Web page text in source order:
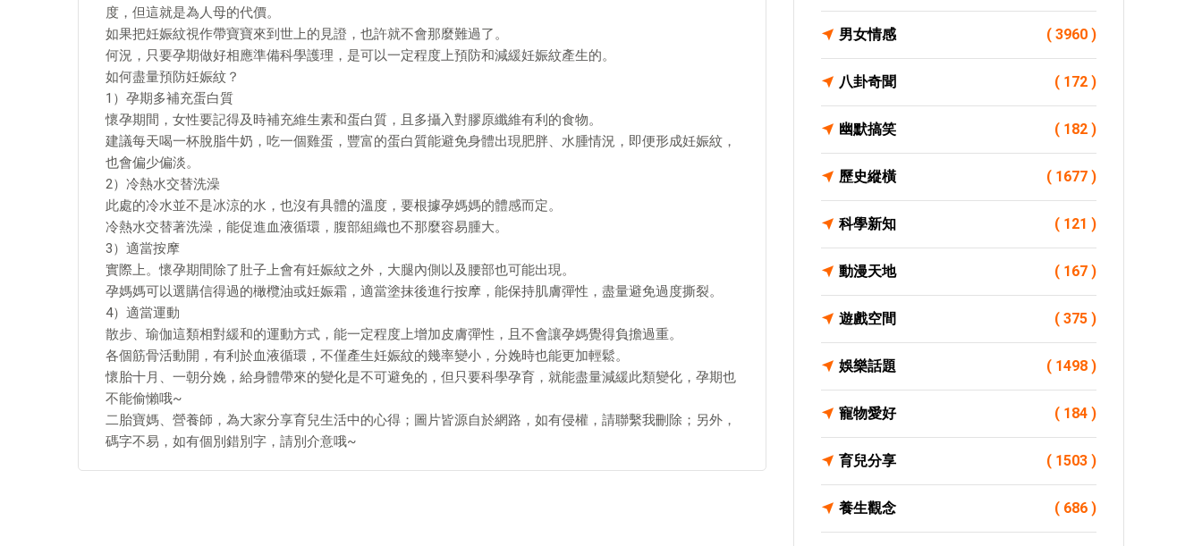
度，但這就是為人母的代價。
如果把妊娠紋視作帶寶寶來到世上的見證，也許就不會那麼難過了。
何況，只要孕期做好相應準備科學護理，是可以一定程度上預防和減緩妊娠紋產生的。
​​如何盡量預防妊娠紋？
1）孕期多補充蛋白質
懷孕期間，女性要記得及時補充維生素和蛋白質，且多攝入對膠原纖維有利的食物。
建議每天喝一杯脫脂牛奶，吃一個雞蛋，豐富的蛋白質能避免身體出現肥胖、水腫情況，即便形成妊娠紋，
也會偏少偏淡。
2）冷熱水交替洗澡
此處的冷水並不是冰涼的水，也沒有具體的溫度，要根據孕媽媽的體感而定。
冷熱水交替著洗澡，能促進血液循環，腹部組織也不那麼容易腫大。
3）適當按摩
實際上。懷孕期間除了肚子上會有妊娠紋之外，大腿內側以及腰部也可能出現。
孕媽媽可以選購信得過的橄欖油或妊娠霜，適當塗抹後進行按摩，能保持肌膚彈性，盡量避免過度撕裂。
4）適當運動
散步、瑜伽這類相對緩和的運動方式，能一定程度上增加皮膚彈性，且不會讓孕媽覺得負擔過重。
各個筋骨活動開，有利於血液循環，不僅產生妊娠紋的幾率變小，分娩時也能更加輕鬆。
懷胎十月、一朝分娩，給身體帶來的變化是不可避免的，但只要科學孕育，就能盡量減緩此類變化，孕期也
不能偷懶哦~
二胎寶媽、營養師，為大家分享育兒生活中的心得；圖片皆源自於網路，如有侵權，請聯繫我刪除；另外，
碼字不易，如有個別錯別字，請別介意哦~
男女情感 ( 3960 )
八卦奇聞 ( 172 )
幽默搞笑 ( 182 )
歷史縱橫 ( 1677 )
科學新知 ( 121 )
動漫天地 ( 167 )
遊戲空間 ( 375 )
娛樂話題 ( 1498 )
寵物愛好 ( 184 )
育兒分享 ( 1503 )
養生觀念 ( 686 )